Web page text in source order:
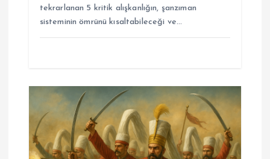
tekrarlanan 5 kritik alışkanlığın, şanzıman
sisteminin ömrünü kısaltabileceği ve…